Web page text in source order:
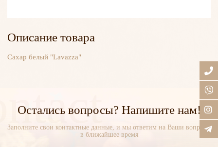
Описание товара
Сахар белый "Lavazza"
Остались вопросы? Напишите нам!
Заполните свои контактные данные, и мы ответим на Ваши вопросы
в ближайшее время